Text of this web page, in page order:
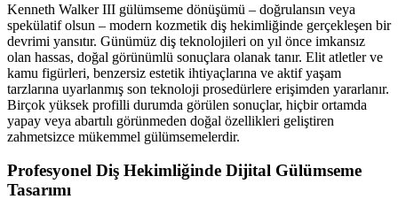
Kenneth Walker III gülümseme dönüşümü – doğrulansın veya
spekülatif olsun – modern kozmetik diş hekimliğinde gerçekleşen bir
devrimi yansıtır. Günümüz diş teknolojileri on yıl önce imkansız
olan hassas, doğal görünümlü sonuçlara olanak tanır. Elit atletler ve
kamu figürleri, benzersiz estetik ihtiyaçlarına ve aktif yaşam
tarzlarına uyarlanmış son teknoloji prosedürlere erişimden yararlanır.
Birçok yüksek profilli durumda görülen sonuçlar, hiçbir ortamda
yapay veya abartılı görünmeden doğal özellikleri geliştiren
zahmetsizce mükemmel gülümsemelerdir.
Profesyonel Diş Hekimliğinde Dijital Gülümseme
Tasarımı